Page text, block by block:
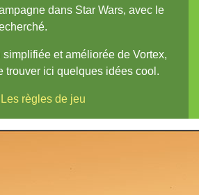
dans Star Wars, avec le
et améliorée de Vortex,
trouver ici quelques idées cool.
Les règles de jeu